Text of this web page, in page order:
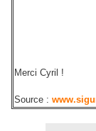
Merci Cyril !
Source :